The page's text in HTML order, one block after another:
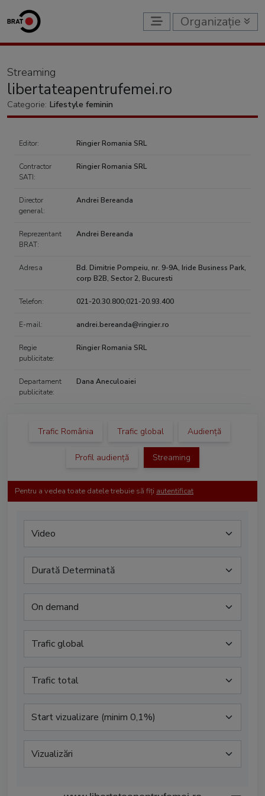
Organizație
Streaming
libertateapentrufemei.ro
Categorie: Lifestyle feminin
Editor: Ringier Romania SRL
Contractor
SATI:
Ringier Romania SRL
Director
general:
Andrei Bereanda
Reprezentant
BRAT:
Andrei Bereanda
Adresa
Bd. Dimitrie Pompeiu, nr. 9-9A, Iride Business Park,
corp B2B, Sector 2, Bucuresti
Telefon: 021-20.30.800;021-20.93.400
E-mail: andrei.bereanda@ringier.ro
Regie
publicitate:
Ringier Romania SRL
Departament
publicitate:
Dana Aneculoaiei
Trafic România Trafic global Audiență
Profil audiență Streaming
Pentru a vedea toate datele trebuie să fiți autentificat